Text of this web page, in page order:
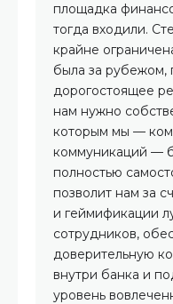
площадка
тогда входили.
крайне
была за рубежом,
дорогостоящее
нам нужно
которым мы —
коммуникаций —
полностью
позволит нам за
и геймификации
сотрудников,
доверительную
внутри банка и
уровень